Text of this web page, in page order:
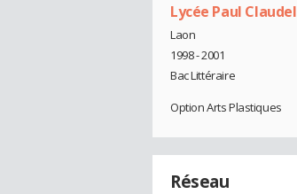
Lycée Paul Claudel
Laon
1998 - 2001
Bac Littéraire
Option Arts Plastiques
Réseau